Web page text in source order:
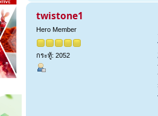
twistone1
Hero Member
กระทู้: 2052